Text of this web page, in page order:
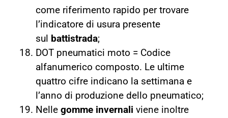
come riferimento rapido per trovare
l’indicatore di usura presente
sul battistrada;
DOT pneumatici moto = Codice
alfanumerico composto. Le ultime
quattro cifre indicano la settimana e
l’anno di produzione dello pneumatico;
Nelle gomme invernali viene inoltre